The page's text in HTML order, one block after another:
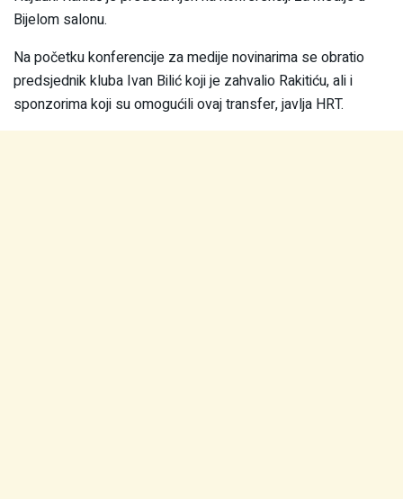
Bijelom salonu.
Na početku konferencije za medije novinarima se obratio
predsjednik kluba Ivan Bilić koji je zahvalio Rakitiću, ali i
sponzorima koji su omogućili ovaj transfer, javlja HRT.